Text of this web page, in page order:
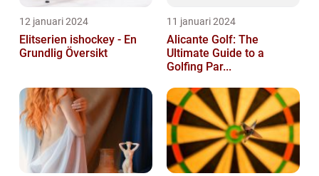
12 januari 2024
Elitserien ishockey - En
Grundlig Översikt
11 januari 2024
Alicante Golf: The
Ultimate Guide to a
Golfing Par...